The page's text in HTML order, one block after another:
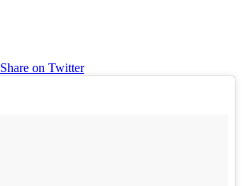
Share on Twitter